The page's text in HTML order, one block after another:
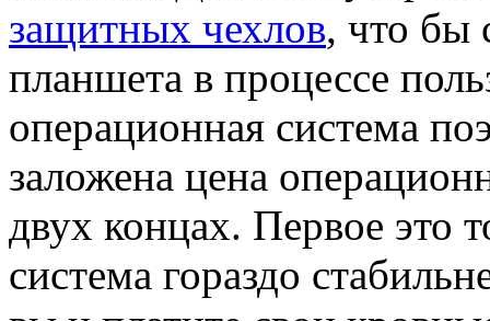
защитных чехлов, что бы
планшета в процессе
операционная система
заложена цена
двух концах. Первое это
система гораздо